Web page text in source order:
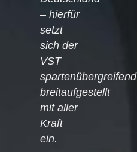
– hierfür
setzt
sich der
VST
spartenübergreifend
breitaufgestellt
mit aller
Kraft
ein.